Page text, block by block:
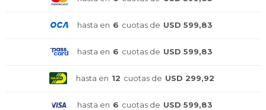
hasta en 6 cuotas de USD 599,83
hasta en 6 cuotas de USD 599,83
hasta en 12 cuotas de USD 299,92
hasta en 6 cuotas de USD 599,83